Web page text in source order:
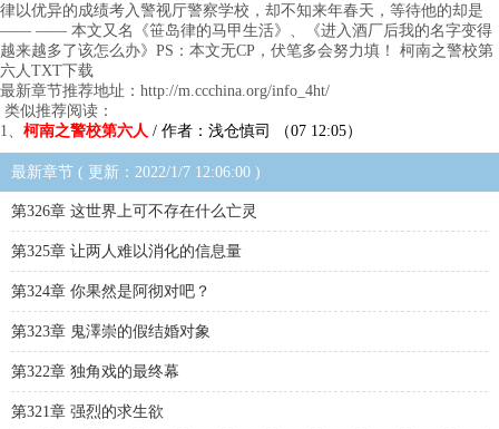
律以优异的成绩考入警视厅警察学校，却不知来年春天，等待他的却是
—— —— 本文又名《笹岛律的马甲生活》、《进入酒厂后我的名字变得
越来越多了该怎么办》PS：本文无CP，伏笔多会努力填！ 柯南之警校第
六人TXT下载
最新章节推荐地址：http://m.ccchina.org/info_4ht/
类似推荐阅读：
1、 柯南之警校第六人 / 作者：浅仓慎司 （07 12:05）
最新章节 ( 更新：2022/1/7 12:06:00 )
第326章 这世界上可不存在什么亡灵
第325章 让两人难以消化的信息量
第324章 你果然是阿彻对吧？
第323章 鬼澤崇的假结婚对象
第322章 独角戏的最终幕
第321章 强烈的求生欲